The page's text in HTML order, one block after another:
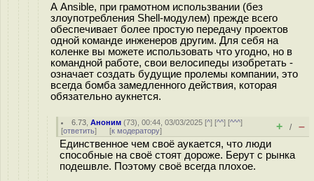
А Ansible, при грамотном использвании (без
злоупотребления Shell-модулем) прежде всего
обеспечивает более простую передачу проектов
одной команде инженеров другим. Для себя на
коленке вы можете использовать что угодно, но в
командной работе, свои велосипеды изобретать -
означает создать будущие пролемы компании, это
всегда бомба замедленного действия, которая
обязательно аукнется.
6.73 ,Аноним (73), 00:44, 03/03/2025 [^] [^^] [^^^]
[ответить] [к модератору] + / –
Единственное чем своё аукается, что люди
способные на своё стоят дороже. Берут с рынка
подешвле. Поэтому своё всегда плохое.